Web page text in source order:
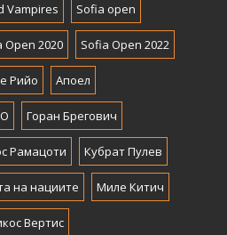
Vampires Sofia open
Open 2020 Sofia Open 2022
Рийо Апоел
Горан Брегович
Рамацоти Кубрат Пулев
на нациите Миле Китич
Вертис